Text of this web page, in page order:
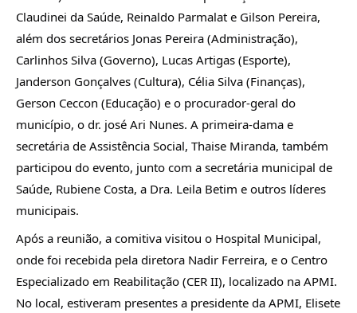
Claudinei da Saúde, Reinaldo Parmalat e Gilson Pereira,
além dos secretários Jonas Pereira (Administração),
Carlinhos Silva (Governo), Lucas Artigas (Esporte),
Janderson Gonçalves (Cultura), Célia Silva (Finanças),
Gerson Ceccon (Educação) e o procurador-geral do
município, o dr. josé Ari Nunes. A primeira-dama e
secretária de Assistência Social, Thaise Miranda, também
participou do evento, junto com a secretária municipal de
Saúde, Rubiene Costa, a Dra. Leila Betim e outros líderes
municipais.
Após a reunião, a comitiva visitou o Hospital Municipal,
onde foi recebida pela diretora Nadir Ferreira, e o Centro
Especializado em Reabilitação (CER II), localizado na APMI.
No local, estiveram presentes a presidente da APMI, Elisete